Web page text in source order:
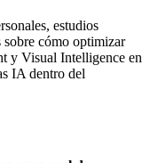
estudios
sobre cómo optimizar
y Visual Intelligence en
IA dentro del